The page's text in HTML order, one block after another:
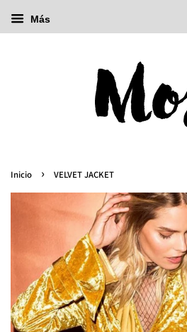
Más
Inicio › VELVET JACKET